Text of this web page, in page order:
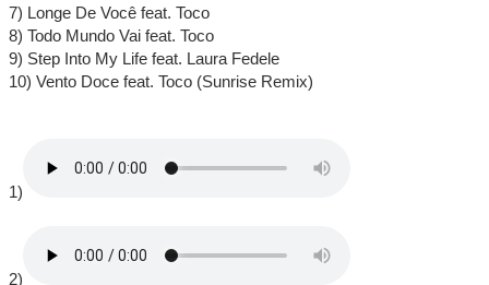
7) Longe De Você feat. Toco
8) Todo Mundo Vai feat. Toco
9) Step Into My Life feat. Laura Fedele
10) Vento Doce feat. Toco (Sunrise Remix)
1)
2)